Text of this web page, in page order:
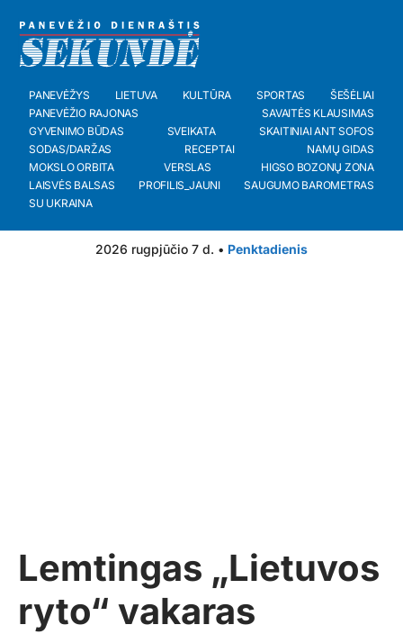
PANEVĖŽYS LIETUVA KULTŪRA SPORTAS
ŠEŠĖLIAI
PANEVĖŽIO RAJONAS
SAVAITĖS KLAUSIMAS
GYVENIMO BŪDAS
SVEIKATA
SKAITINIAI ANT SOFOS
SODAS/DARŽAS
RECEPTAI
NAMŲ GIDAS
MOKSLO ORBITA
VERSLAS
HIGSO BOZONŲ ZONA
LAISVĖS BALSAS
PROFILIS_JAUNI
SAUGUMO BAROMETRAS
SU UKRAINA
2026 rugpjūčio 7 d. • Penktadienis
Lemtingas „Lietuvos
ryto“ vakaras